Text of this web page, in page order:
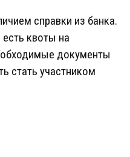
справки из банка.
квоты на
документы
стать участником